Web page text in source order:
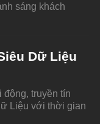
sáng khách
Dữ Liệu
truyền tín
Liệu với thời gian